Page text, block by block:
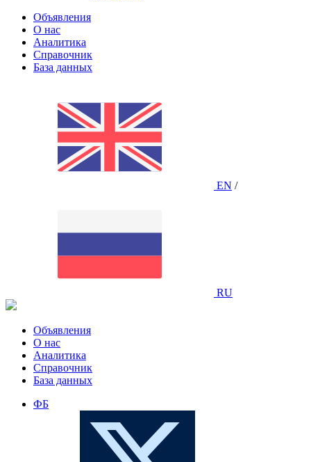
Объявления
О нас
Аналитика
Справочник
База данных
EN /
RU
Объявления
О нас
Аналитика
Справочник
База данных
ФБ